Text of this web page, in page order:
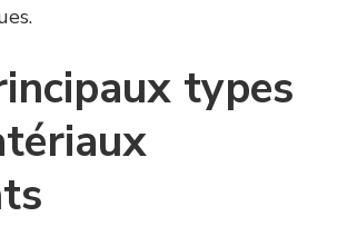
types